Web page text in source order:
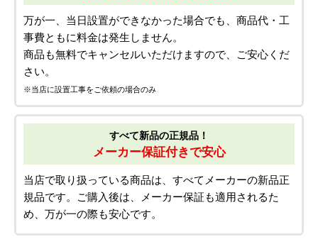
万が一、当日設置ができなかった場合でも、商品代・工
事費ともに料金は発生しません。
商品も無料でキャンセルいただけますので、ご安心くだ
さい。
※当店に設置工事をご依頼の場合のみ
すべて新品の正規品！
メーカー保証付きで安心
当店で取り扱っている商品は、すべてメーカーの新品正
規品です。ご購入後は、メーカー保証も適用されるた
め、万が一の際も安心です。